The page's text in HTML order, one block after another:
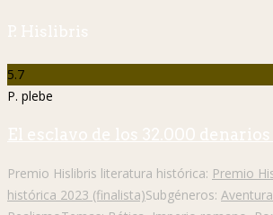
P. Hislibris
5.7
P. plebe
El esclavo de los 32.000
Premio Hislibris literatura histórica: Premio
histórica 2023 (finalista)Subgéneros: